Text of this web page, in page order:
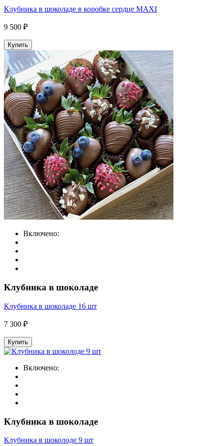
Клубника в шоколаде в коробке сердце MAXI
9 500 ₽
Купить
Включено:
Клубника в шоколаде
Клубника в шоколаде 16 шт
7 300 ₽
Купить
Включено:
Клубника в шоколаде
Клубника в шоколоде 9 шт